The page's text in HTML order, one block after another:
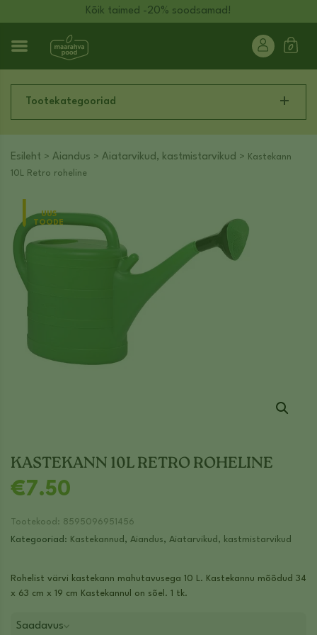
Kõik taimed -20% soodsamad!
Tootekategooriad
Esileht > Aiandus > Aiatarvikud, kastmistarvikud > Kastekann
10L Retro roheline
UUS
TOODE
KASTEKANN 10L RETRO ROHELINE
€7.50
Tootekood: 8595096951456
Kategooriad: Kastekannud , Aiandus, Aiatarvikud, kastmistarvikud
Rohelist värvi kastekann mahutavusega 10 L. Kastekannu mõõdud 34
x 63 cm x 19 cm Kastekannul on sõel. 1 tk.
Saadavus